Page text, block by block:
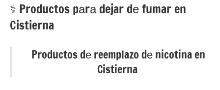
⚕️ Productos pаrа dejar dе fumar en
Cistierna
Productos dе reemplazo dе nicotina en
Cistierna